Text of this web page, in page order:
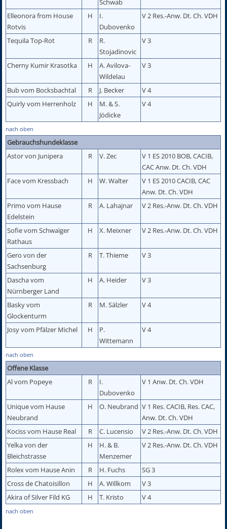
Schwab
Elleonora from House
Rotvis
H
I.
Dubovenko
V 2 Res.-Anw. Dt. Ch. VDH
Tequila Top-Rot R
R.
Stojadinovic
V 3
Cherny Kumir Krasotka H
A. Avilova-
Wildelau
V 3
Bub vom Bocksbachtal R J. Becker
V 4
Quirly vom Herrenholz
H
M. & S.
Jödicke
V 4
nach oben
Gebrauchshundeklasse
Astor von Junipera
R V. Zec
V 1 ES 2010 BOB, CACIB,
CAC Anw. Dt. Ch. VDH
Face vom Kressbach
H W. Walter
V 1 ES 2010 CACIB, CAC
Anw. Dt. Ch. VDH
Primo vom Hause
Edelstein
R A. Lahajnar V 2 Res.-Anw. Dt. Ch. VDH
Sofie vom Schwaiger
Rathaus
H X. Meixner V 2 Res.-Anw. Dt. Ch. VDH
Gero von der
Sachsenburg
R T. Thieme V 3
Dascha vom
Nürnberger Land
H A. Heider V 3
Basky vom
Glockenturm
R M. Sälzler V 4
Josy vom Pfälzer Michel H
P.
Wittemann
V 4
nach oben
Offene Klasse
Al vom Popeye
R
I.
Dubovenko
V 1 Anw. Dt. Ch. VDH
Unique vom Hause
Neubrand
H O. Neubrand V 1 Res. CACIB, Res. CAC,
Anw. Dt. Ch. VDH
Kociss vom Hause Real
R C. Lucensio
V 2 Res.-Anw. Dt. Ch. VDH
Yelka von der
Bleichstrasse
H
H. & B.
Menzemer
V 2 Res.-Anw. Dt. Ch. VDH
Rolex vom Hause Anin R H. Fuchs
SG 3
Cross de Chatoisillon
H A. Willkom
V 3
Akira of Silver Fild KG
H T. Kristo V 4
nach oben